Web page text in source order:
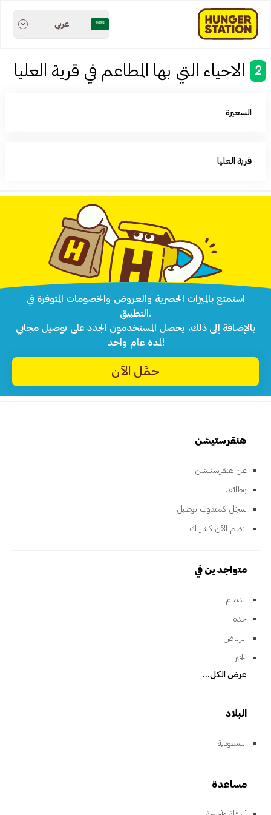
عربي
2 الاحياء التي بها المطاعم في قرية العليا
السعيرة‎
قرية العليا‎
استمتع بالميزات الحصرية والعروض والخصومات المتوفرة في
التطبيق.
بالإضافة إلى ذلك، يحصل المستخدمون الجدد على توصيل مجاني
لمدة عام واحد!
حمِّل الآن
هنقرستيشن
عن هنقرستيشن
وظائف
سجّل كمندوب توصيل
انضم الآن كشريك
متواجدين في
الدمام
جده
الرياض
الخبر
عرض الكل...
البلاد
السعودية
مساعدة